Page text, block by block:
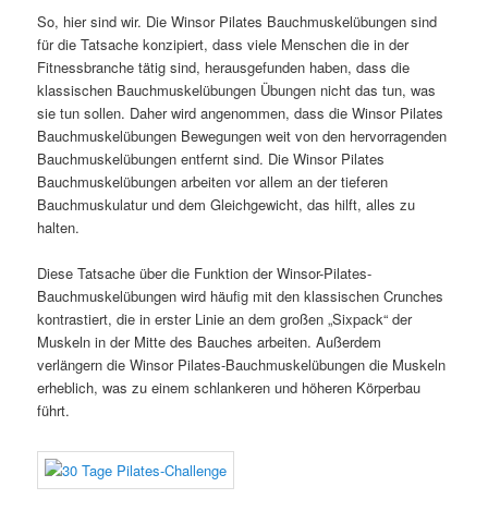
So, hier sind wir. Die Winsor Pilates Bauchmuskelübungen sind
für die Tatsache konzipiert, dass viele Menschen die in der
Fitnessbranche tätig sind, herausgefunden haben, dass die
klassischen Bauchmuskelübungen Übungen nicht das tun, was
sie tun sollen. Daher wird angenommen, dass die Winsor Pilates
Bauchmuskelübungen Bewegungen weit von den hervorragenden
Bauchmuskelübungen entfernt sind. Die Winsor Pilates
Bauchmuskelübungen arbeiten vor allem an der tieferen
Bauchmuskulatur und dem Gleichgewicht, das hilft, alles zu
halten.
Diese Tatsache über die Funktion der Winsor-Pilates-
Bauchmuskelübungen wird häufig mit den klassischen Crunches
kontrastiert, die in erster Linie an dem großen „Sixpack“ der
Muskeln in der Mitte des Bauches arbeiten. Außerdem
verlängern die Winsor Pilates-Bauchmuskelübungen die Muskeln
erheblich, was zu einem schlankeren und höheren Körperbau
führt.